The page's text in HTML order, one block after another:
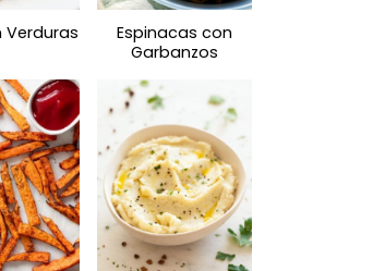
Verduras
Espinacas con
Garbanzos